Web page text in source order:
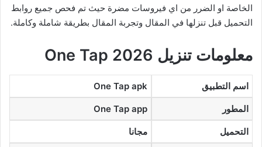
الخاصة او الضرر من اي فيروسات مضرة حيث تم فحص جميع روابط
التحميل قبل تنزلها في المقال وتجربة المقال بطريقة شاملة وكاملة.
معلومات تنزيل One Tap 2026
اسم التطبيق One Tap apk
المطور One Tap app
التحميل مجانا